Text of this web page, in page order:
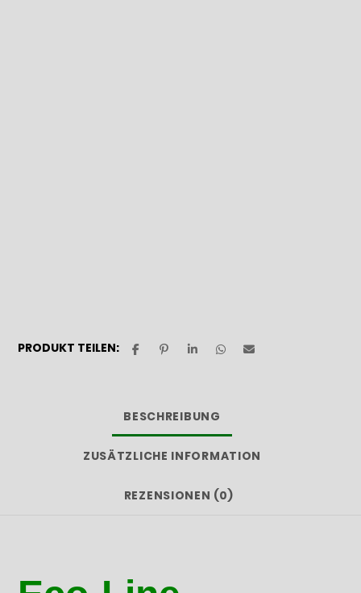
PRODUKT TEILEN:
BESCHREIBUNG
ZUSÄTZLICHE INFORMATION
REZENSIONEN (0)